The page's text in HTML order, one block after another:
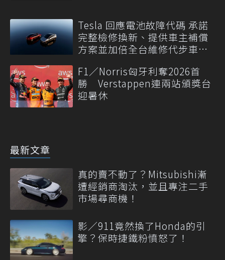
Tesla 回應電池故障代碼 承諾
完整檢修換新、提供車主補償
方案並加倍全台維修代步車數
F1／Norris匈牙利奪2026首
勝 Verstappen連兩站頒獎台
迎暑休
最新文章
真的賣不動了？Mitsubishi漸
遭經銷商淘汰，並且專注二手
市場尋商機！
影／911竟然換了Honda的引
擎？保時捷鐵粉憤怒了！